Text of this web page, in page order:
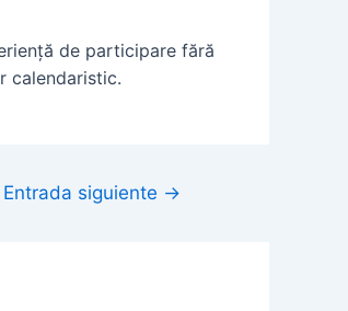
de participare fără
calendaristic.
Entrada siguiente →